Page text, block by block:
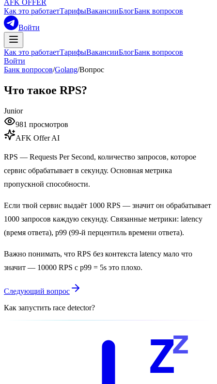
AFK OFFER
Как это работаетТарифыВакансииБлогБанк вопросов
Войти
Как это работаетТарифыВакансииБлогБанк вопросов
Войти
Банк вопросов/Golang/Вопрос
Что такое RPS?
Junior
981 просмотров
AFK Offer AI
RPS — Requests Per Second, количество запросов, которое
сервис обрабатывает в секунду. Основная метрика
пропускной способности.
Если твой сервис выдаёт 1000 RPS — значит он обрабатывает
1000 запросов каждую секунду. Связанные метрики: latency
(время ответа), p99 (99-й перцентиль времени ответа).
Важно понимать, что RPS без контекста latency мало что
значит — 10000 RPS с p99 = 5s это плохо.
Следующий вопрос
Как запустить race detector?
Zz